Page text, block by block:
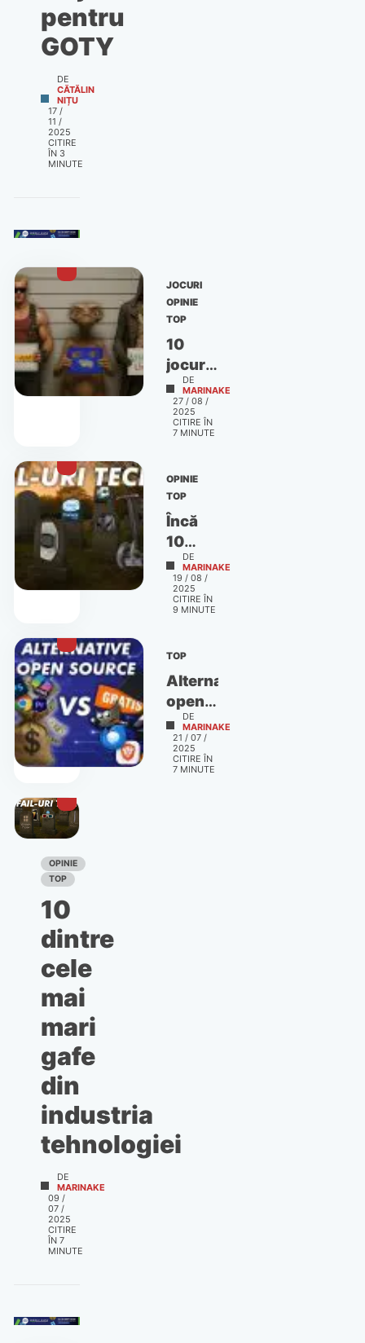
pentru
GOTY
DE
CĂTĂLIN
NIȚU
17 /
11 /
2025
CITIRE
ÎN 3
MINUTE
JOCURI
OPINIE
TOP
10
jocuri
care
au
dezamăgit
lungul
DE
MARINAKE
27 / 08 /
2025
CITIRE ÎN
7 MINUTE
OPINIE
TOP
Încă
10
dintre
cele
mai
din
istoria
tehnologiei
DE
MARINAKE
19 / 08 /
2025
CITIRE ÎN
9 MINUTE
TOP
Alternative
open
source
gratuite
la
DE
MARINAKE
21 / 07 /
2025
CITIRE ÎN
7 MINUTE
OPINIE
TOP
10
dintre
cele
mai
mari
gafe
din
industria
tehnologiei
DE
MARINAKE
09 /
07 /
2025
CITIRE
ÎN 7
MINUTE